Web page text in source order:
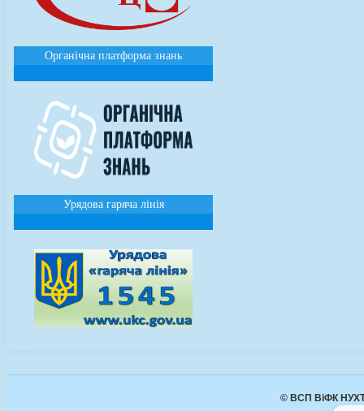
Органічна платформа знань
Урядова гаряча лінія
© ВСП ВіФК НУХТ